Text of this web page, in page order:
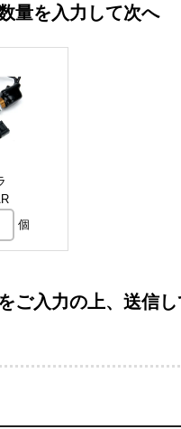
量を入力して次へ
個
ご入力の上、送信し